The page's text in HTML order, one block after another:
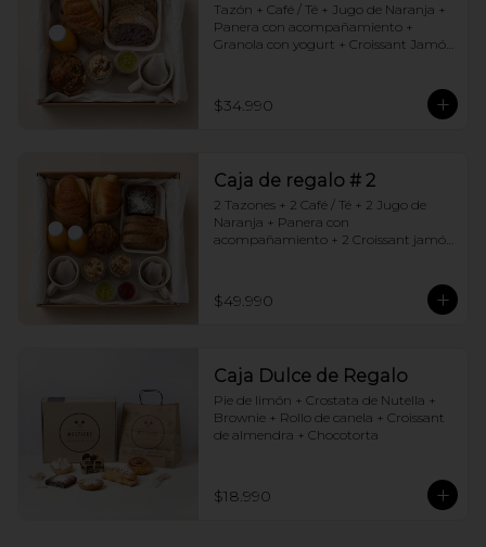
Tazón + Café / Té + Jugo de Naranja +
Panera con acompañamiento +
Granola con yogurt + Croissant Jamón
$34.990
Caja de regalo # 2
2 Tazones + 2 Café / Té + 2 Jugo de
Naranja + Panera con
acompañamiento + 2 Croissant jamón
$49.990
Caja Dulce de Regalo
Pie de limón + Crostata de Nutella +
Brownie + Rollo de canela + Croissant
de almendra + Chocotorta
$18.990